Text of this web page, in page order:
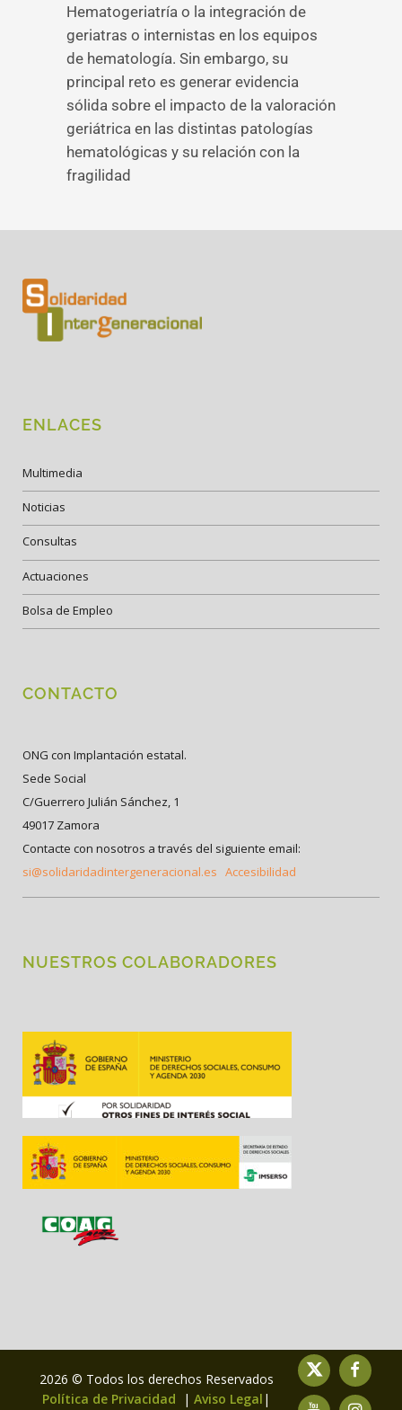
Hematogeriatría o la integración de
geriatras o internistas en los equipos
de hematología. Sin embargo, su
principal reto es generar evidencia
sólida sobre el impacto de la valoración
geriátrica en las distintas patologías
hematológicas y su relación con la
fragilidad
ENLACES
Multimedia
Noticias
Consultas
Actuaciones
Bolsa de Empleo
CONTACTO
ONG con Implantación estatal.
Sede Social
C/Guerrero Julián Sánchez, 1
49017 Zamora
Contacte con nosotros a través del siguiente email:
si@solidaridadintergeneracional.es Accesibilidad
NUESTROS COLABORADORES
2026 © Todos los derechos Reservados
Política de Privacidad
| Aviso Legal |